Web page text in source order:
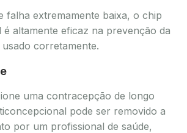
falha extremamente baixa, o chip
altamente eficaz na prevenção da
corretamente.
uma contracepção de longo
pode ser removido a
por um profissional de saúde,